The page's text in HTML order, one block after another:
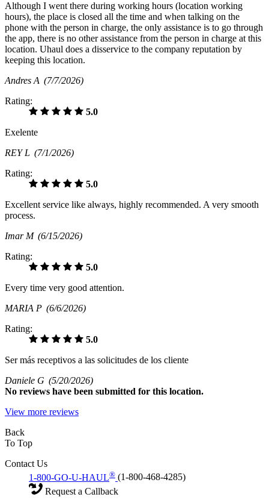
Although I went there during working hours (location working
hours), the place is closed all the time and when talking on the
phone with the person in charge, the only assistance is to go through
the app, there is no other assistance from the person in charge at this
location. Uhaul does a disservice to the company reputation by
keeping this location.
Andres A (7/7/2026)
Rating:
5.0
Exelente
REY L (7/1/2026)
Rating:
5.0
Excellent service like always, highly recommended. A very smooth
process.
Imar M (6/15/2026)
Rating:
5.0
Every time very good attention.
MARIA P (6/6/2026)
Rating:
5.0
Ser más receptivos a las solicitudes de los cliente
Daniele G (5/20/2026)
No reviews have been submitted for this location.
View more reviews
Back
To Top
Contact Us
1-800-GO-U-HAUL® (1-800-468-4285)
Request a Callback